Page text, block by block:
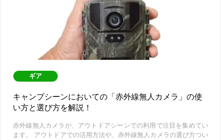
ギア
キャンプシーンにおいての「赤外線無人カメラ」の使
い方と選び方を解説！
赤外線無人カメラが、アウトドアシーンでの利用で注目を集めてい
ます。 アウトドアでの活用方法や、赤外線無人カメラの選び方つい